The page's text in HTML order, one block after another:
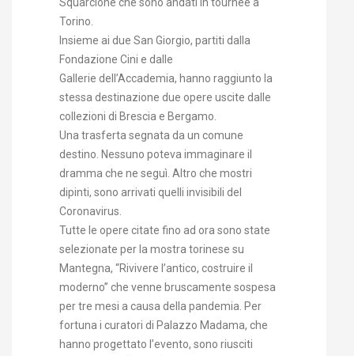
Squarcione che sono andati in tournée a
Torino.
Insieme ai due San Giorgio, partiti dalla
Fondazione Cini e dalle
Gallerie dell’Accademia, hanno raggiunto la
stessa destinazione due opere uscite dalle
collezioni di Brescia e Bergamo.
Una trasferta segnata da un comune
destino. Nessuno poteva immaginare il
dramma che ne seguì. Altro che mostri
dipinti, sono arrivati quelli invisibili del
Coronavirus.
Tutte le opere citate fino ad ora sono state
selezionate per la mostra torinese su
Mantegna, “Rivivere l’antico, costruire il
moderno” che venne bruscamente sospesa
per tre mesi a causa della pandemia. Per
fortuna i curatori di Palazzo Madama, che
hanno progettato l’evento, sono riusciti